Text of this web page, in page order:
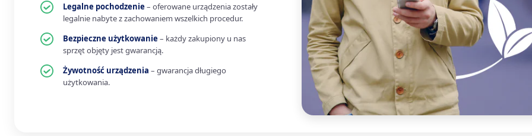
Legalne pochodzenie– oferowane urządzenia zostały
legalnie nabyte z zachowaniem wszelkich procedur.
Bezpieczne użytkowanie– każdy zakupiony u nas
sprzęt objęty jest gwarancją.
Żywotność urządzenia – gwarancja długiego
użytkowania.